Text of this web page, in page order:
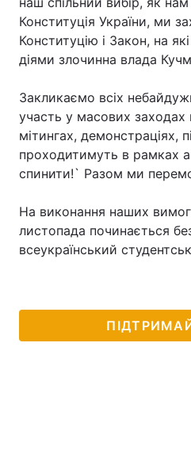
Конституція України, ми
Конституцію і Закон, на
діями злочинна влада
Закликаємо всіх
участь у масових
мітингах, демонстраціях,
проходитимуть в рамках
спинити!` Разом ми
На виконання наших
листопада починається
всеукраїнський